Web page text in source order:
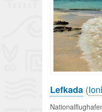
Lefkada (